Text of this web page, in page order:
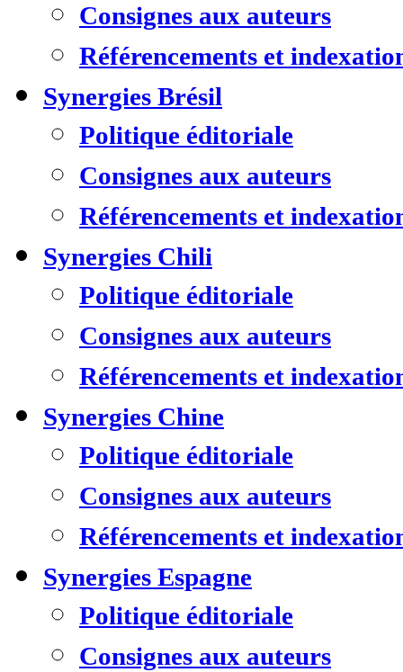
Consignes aux auteurs
Référencements et
Synergies Brésil
Politique éditoriale
Consignes aux auteurs
Référencements et
Synergies Chili
Politique éditoriale
Consignes aux auteurs
Référencements et
Synergies Chine
Politique éditoriale
Consignes aux auteurs
Référencements et
Synergies Espagne
Politique éditoriale
Consignes aux auteurs